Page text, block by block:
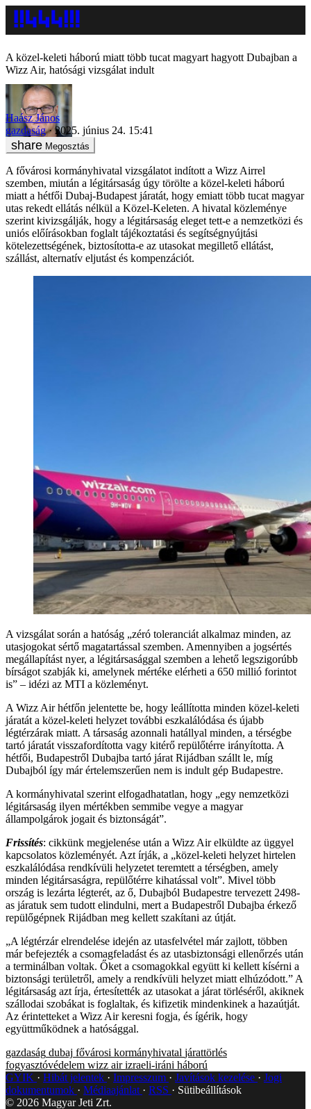
A közel-keleti háború miatt több tucat magyart hagyott Dubajban a
Wizz Air, hatósági vizsgálat indult
Haász János
gazdaság
2025. június 24. 15:41
Megosztás
A fővárosi kormányhivatal vizsgálatot indított a Wizz Airrel
szemben, miután a légitársaság úgy törölte a közel-keleti háború
miatt a hétfői Dubaj-Budapest járatát, hogy emiatt több tucat magyar
utas rekedt ellátás nélkül a Közel-Keleten. A hivatal közleménye
szerint kivizsgálják, hogy a légitársaság eleget tett-e a nemzetközi és
uniós előírásokban foglalt tájékoztatási és segítségnyújtási
kötelezettségének, biztosította-e az utasokat megillető ellátást,
szállást, alternatív eljutást és kompenzációt.
A vizsgálat során a hatóság „zéró toleranciát alkalmaz minden, az
utasjogokat sértő magatartással szemben. Amennyiben a jogsértés
megállapítást nyer, a légitársasággal szemben a lehető legszigorúbb
bírságot szabják ki, amelynek mértéke elérheti a 650 millió forintot
is” – idézi az MTI a közleményt.
A Wizz Air hétfőn jelentette be, hogy leállította minden közel-keleti
járatát a közel-keleti helyzet további eszkalálódása és újabb
légtérzárak miatt. A társaság azonnali hatállyal minden, a térségbe
tartó járatát visszafordította vagy kitérő repülőtérre irányította. A
hétfői, Budapestről Dubajba tartó járat Rijádban szállt le, míg
Dubajból így már értelemszerűen nem is indult gép Budapestre.
A kormányhivatal szerint elfogadhatatlan, hogy „egy nemzetközi
légitársaság ilyen mértékben semmibe vegye a magyar
állampolgárok jogait és biztonságát”.
Frissítés: cikkünk megjelenése után a Wizz Air elküldte az üggyel
kapcsolatos közleményét. Azt írják, a „közel-keleti helyzet hirtelen
eszkalálódása rendkívüli helyzetet teremtett a térségben, amely
minden légitársaságra, repülőtérre kihatással volt”. Mivel több
ország is lezárta légterét, az ő, Dubajból Budapestre tervezett 2498-
as járatuk sem tudott elindulni, mert a Budapestről Dubajba érkező
repülőgépnek Rijádban meg kellett szakítani az útját.
„A légtérzár elrendelése idején az utasfelvétel már zajlott, többen
már befejezték a csomagfeladást és az utasbiztonsági ellenőrzés után
a terminálban voltak. Őket a csomagokkal együtt ki kellett kísérni a
biztonsági területről, amely a rendkívüli helyzet miatt elhúzódott.” A
légitársaság azt írja, értesítették az utasokat a járat törléséről, akiknek
szállodai szobákat is foglaltak, és kifizetik mindenkinek a hazaútját.
Az érintetteket a Wizz Air keresni fogja, és ígérik, hogy
együttműködnek a hatósággal.
gazdaság dubaj fővárosi kormányhivatal járattörlés
fogyasztóvédelem wizz air izraeli-iráni háború
GYIK
Hibát jelentek Impresszum Javítások kezelése
Jogi
dokumentumok
Médiaajánlat RSS
Sütibeállítások
© 2026 Magyar Jeti Zrt.